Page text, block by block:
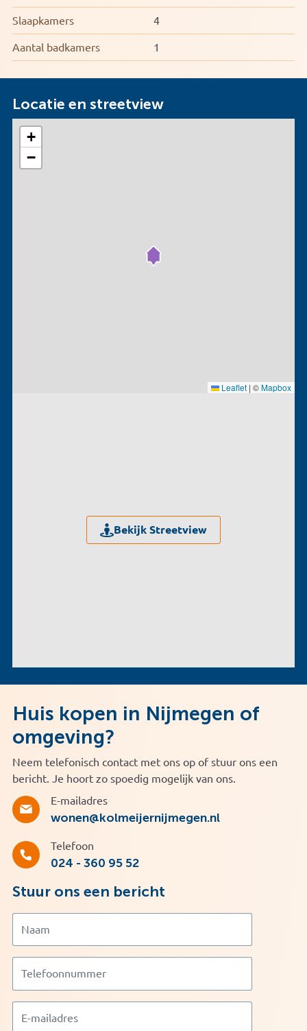
Slaapkamers 4
Aantal badkamers 1
Locatie en streetview
+
−
Leaflet | ©Mapbox
Bekijk Streetview
Huis kopen in Nijmegen of
omgeving?
Neem telefonisch contact met ons op of stuur ons een
bericht. Je hoort zo spoedig mogelijk van ons.
E-mailadres
wonen@kolmeijernijmegen.nl
Telefoon
024 - 360 95 52
Stuur ons een bericht